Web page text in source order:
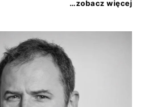
…zobacz więcej